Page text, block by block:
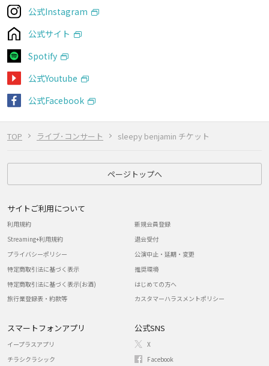
TOP ライブ･コンサート sleepy benjamin チケット
公式Instagram
公式サイト
Spotify
公式Youtube
公式Facebook
ページトップへ
サイトご利用について
利用規約
Streaming+利用規約
プライバシーポリシー
特定商取引法に基づく表示
特定商取引法に基づく表示(お酒)
旅行業登録表・約款等
新規会員登録
退会受付
公演中止・延期・変更
推奨環境
はじめての方へ
カスタマーハラスメントポリシー
スマートフォンアプリ
イープラスアプリ
チラシクラシック
公式SNS
X
Facebook